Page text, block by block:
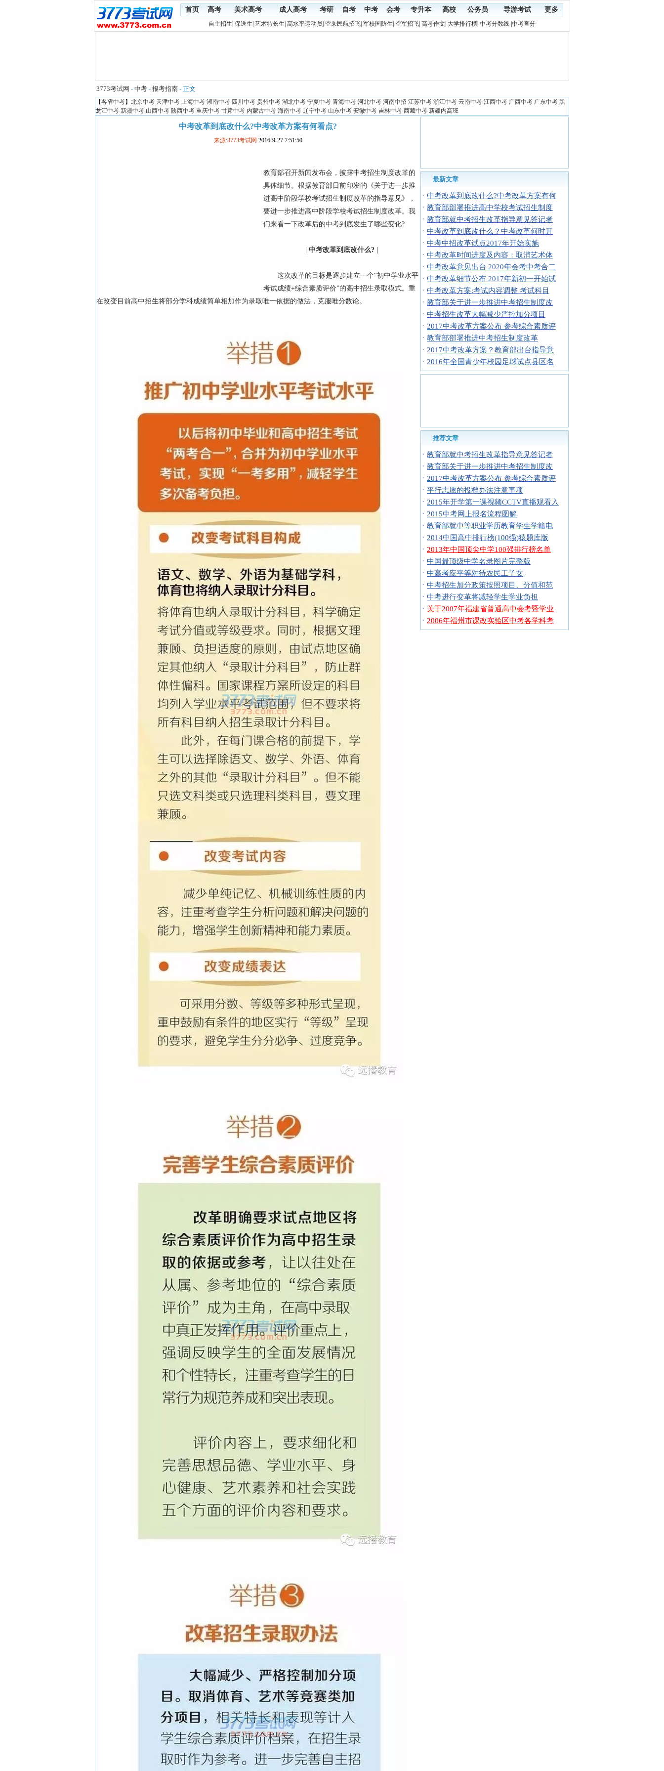
首页 高考 美术高考 成人高考 考研 自考 中考 会考 专升本 高校 公务员 导游考试 更多
自主招生 保送生 艺术特长生 高水平运动员 空乘民航招飞| 军校国防生 空军招飞| 高考作文 大学排行榜| 中考分数线| 中考查分
3773考试网 - 中考 - 报考指南 - 正文
【各省中考】 北京中考 天津中考 上海中考 湖南中考 四川中考 贵州中考 湖北中考 宁夏中考 青海中考 河北中考 河南中招 江苏中考 浙江中考 云南中考 江西中考 广西中考 广东中考 黑
龙江中考 新疆中考 山西中考 陕西中考 重庆中考 甘肃中考 内蒙古中考 海南中考 辽宁中考 山东中考 安徽中考 吉林中考 西藏中考 新疆内高班
中考改革到底改什么?中考改革方案有何看点?
来源:3773考试网 2016-9-27 7:51:50
教育部召开新闻发布会，披露中考招生制度改革的
具体细节。根据教育部日前印发的《关于进一步推
进高中阶段学校考试招生制度改革的指导意见》，
要进一步推进高中阶段学校考试招生制度改革。我
们来看一下改革后的中考到底发生了哪些变化?
| 中考改革到底改什么? |
这次改革的目标是逐步建立一个“初中学业水平
考试成绩+综合素质评价”的高中招生录取模式。重
在改变目前高中招生将部分学科成绩简单相加作为录取唯一依据的做法，克服唯分数论。
最新文章
· 中考改革到底改什么?中考改革方案有何
· 教育部部署推进高中学校考试招生制度
· 教育部就中考招生改革指导意见答记者
· 中考改革到底改什么？中考改革何时开
· 中考中招改革试点2017年开始实施
· 中考改革时间进度及内容：取消艺术体
· 中考改革意见出台 2020年会考中考合二
· 中考改革细节公布 2017年新初一开始试
· 中考改革方案:考试内容调整 考试科目
· 教育部关于进一步推进中考招生制度改
· 中考招生改革大幅减少严控加分项目
· 2017中考改革方案公布 参考综合素质评
· 教育部部署推进中考招生制度改革
· 2017中考改革方案？教育部出台指导意
· 2016年全国青少年校园足球试点县区名
推荐文章
· 教育部就中考招生改革指导意见答记者
· 教育部关于进一步推进中考招生制度改
· 2017中考改革方案公布 参考综合素质评
· 平行志愿的投档办法注意事项
· 2015年开学第一课视频CCTV直播观看入
· 2015中考网上报名流程图解
· 教育部就中等职业学历教育学生学籍电
· 2014中国高中排行榜(100强)猿题库版
· 2013年中国顶尖中学100强排行榜名单
· 中国最顶级中学名录图片完整版
· 中高考应平等对待农民工子女
· 中考招生加分政策按照项目、分值和范
· 中考进行变革将减轻学生学业负担
· 关于2007年福建省普通高中会考暨学业
· 2006年福州市课改实验区中考各学科考